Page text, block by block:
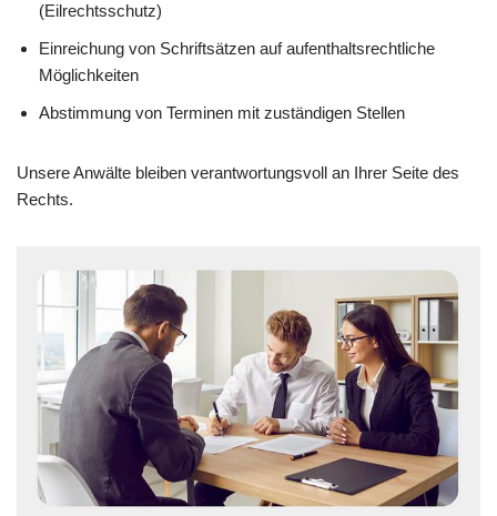
(Eilrechtsschutz)
Einreichung von Schriftsätzen auf aufenthaltsrechtliche
Möglichkeiten
Abstimmung von Terminen mit zuständigen Stellen
Unsere Anwälte bleiben verantwortungsvoll an Ihrer Seite des
Rechts.